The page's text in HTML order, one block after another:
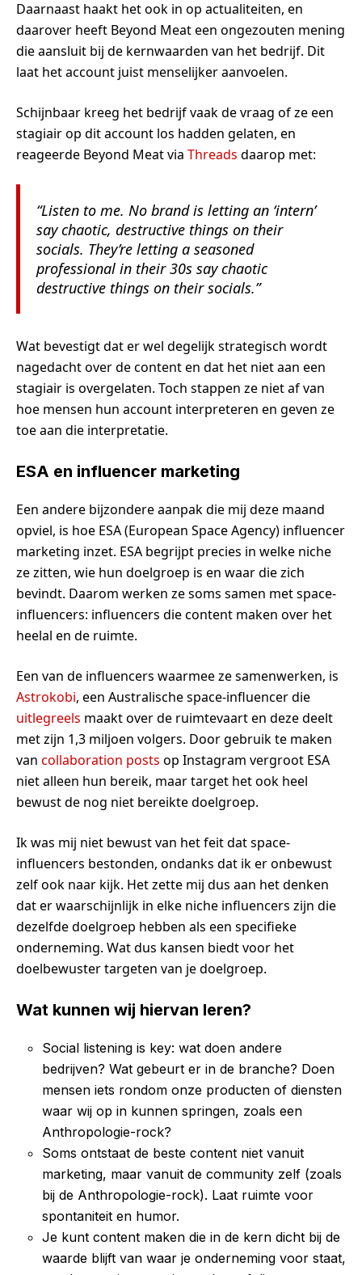
Daarnaast haakt het ook in op actualiteiten, en
daarover heeft Beyond Meat een ongezouten mening
die aansluit bij de kernwaarden van het bedrijf. Dit
laat het account juist menselijker aanvoelen.
Schijnbaar kreeg het bedrijf vaak de vraag of ze een
stagiair op dit account los hadden gelaten, en
reageerde Beyond Meat via Threads daarop met:
“Listen to me. No brand is letting an ‘intern’
say chaotic, destructive things on their
socials. They’re letting a seasoned
professional in their 30s say chaotic
destructive things on their socials.”
Wat bevestigt dat er wel degelijk strategisch wordt
nagedacht over de content en dat het niet aan een
stagiair is overgelaten. Toch stappen ze niet af van
hoe mensen hun account interpreteren en geven ze
toe aan die interpretatie.
ESA en influencer marketing
Een andere bijzondere aanpak die mij deze maand
opviel, is hoe ESA (European Space Agency) influencer
marketing inzet. ESA begrijpt precies in welke niche
ze zitten, wie hun doelgroep is en waar die zich
bevindt. Daarom werken ze soms samen met space-
influencers: influencers die content maken over het
heelal en de ruimte.
Een van de influencers waarmee ze samenwerken, is
Astrokobi, een Australische space-influencer die
uitlegreels maakt over de ruimtevaart en deze deelt
met zijn 1,3 miljoen volgers. Door gebruik te maken
van collaboration posts op Instagram vergroot ESA
niet alleen hun bereik, maar target het ook heel
bewust de nog niet bereikte doelgroep.
Ik was mij niet bewust van het feit dat space-
influencers bestonden, ondanks dat ik er onbewust
zelf ook naar kijk. Het zette mij dus aan het denken
dat er waarschijnlijk in elke niche influencers zijn die
dezelfde doelgroep hebben als een specifieke
onderneming. Wat dus kansen biedt voor het
doelbewuster targeten van je doelgroep.
Wat kunnen wij hiervan leren?
Social listening is key: wat doen andere
bedrijven? Wat gebeurt er in de branche? Doen
mensen iets rondom onze producten of diensten
waar wij op in kunnen springen, zoals een
Anthropologie-rock?
Soms ontstaat de beste content niet vanuit
marketing, maar vanuit de community zelf (zoals
bij de Anthropologie-rock). Laat ruimte voor
spontaniteit en humor.
Je kunt content maken die in de kern dicht bij de
waarde blijft van waar je onderneming voor staat,